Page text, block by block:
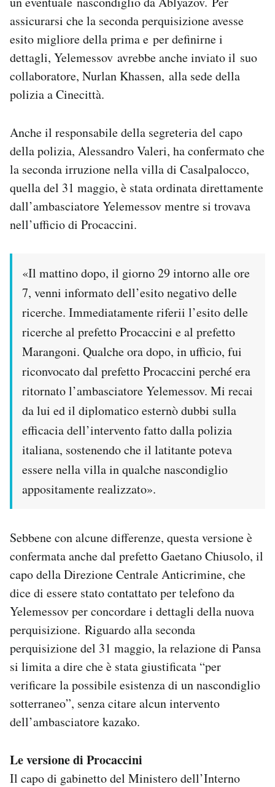
assicurarsi che la seconda perquisizione avesse
esito migliore della prima e per definirne i
dettagli, Yelemessov avrebbe anche inviato il suo
collaboratore, Nurlan Khassen, alla sede della
polizia a Cinecittà.
Anche il responsabile della segreteria del capo
della polizia, Alessandro Valeri, ha confermato che
la seconda irruzione nella villa di Casalpalocco,
quella del 31 maggio, è stata ordinata direttamente
dall’ambasciatore Yelemessov mentre si trovava
nell’ufficio di Procaccini.
«Il mattino dopo, il giorno 29 intorno alle ore
7, venni informato dell’esito negativo delle
ricerche. Immediatamente riferii l’esito delle
ricerche al prefetto Procaccini e al prefetto
Marangoni. Qualche ora dopo, in ufficio, fui
riconvocato dal prefetto Procaccini perché era
ritornato l’ambasciatore Yelemessov. Mi recai
da lui ed il diplomatico esternò dubbi sulla
efficacia dell’intervento fatto dalla polizia
italiana, sostenendo che il latitante poteva
essere nella villa in qualche nascondiglio
appositamente realizzato».
Sebbene con alcune differenze, questa versione è
confermata anche dal prefetto Gaetano Chiusolo, il
capo della Direzione Centrale Anticrimine, che
dice di essere stato contattato per telefono da
Yelemessov per concordare i dettagli della nuova
perquisizione. Riguardo alla seconda
perquisizione del 31 maggio, la relazione di Pansa
si limita a dire che è stata giustificata “per
verificare la possibile esistenza di un nascondiglio
sotterraneo”, senza citare alcun intervento
dell’ambasciatore kazako.
Le versione di Procaccini
Il capo di gabinetto del Ministero dell’Interno